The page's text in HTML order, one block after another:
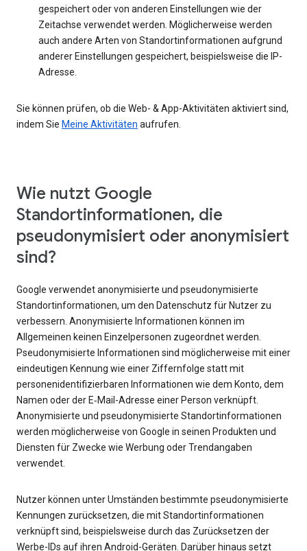
gespeichert oder von anderen Einstellungen wie der
Zeitachse verwendet werden. Möglicherweise werden
auch andere Arten von Standortinformationen aufgrund
anderer Einstellungen gespeichert, beispielsweise die IP-
Adresse.
Sie können prüfen, ob die Web- & App-Aktivitäten aktiviert sind,
indem Sie Meine Aktivitäten aufrufen.
Wie nutzt Google
Standortinformationen, die
pseudonymisiert oder anonymisiert
sind?
Google verwendet anonymisierte und pseudonymisierte
Standortinformationen, um den Datenschutz für Nutzer zu
verbessern. Anonymisierte Informationen können im
Allgemeinen keinen Einzelpersonen zugeordnet werden.
Pseudonymisierte Informationen sind möglicherweise mit einer
eindeutigen Kennung wie einer Ziffernfolge statt mit
personenidentifizierbaren Informationen wie dem Konto, dem
Namen oder der E‑Mail-Adresse einer Person verknüpft.
Anonymisierte und pseudonymisierte Standortinformationen
werden möglicherweise von Google in seinen Produkten und
Diensten für Zwecke wie Werbung oder Trendangaben
verwendet.
Nutzer können unter Umständen bestimmte pseudonymisierte
Kennungen zurücksetzen, die mit Standortinformationen
verknüpft sind, beispielsweise durch das Zurücksetzen der
Werbe-IDs auf ihren Android-Geräten. Darüber hinaus setzt